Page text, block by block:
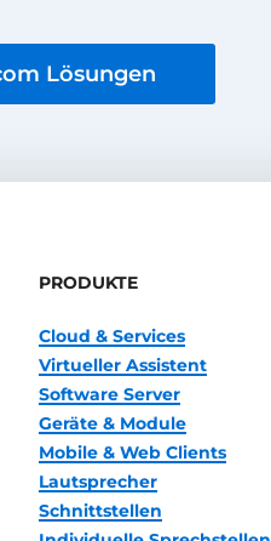
Lösungen
PRODUKTE
Cloud & Services
Virtueller Assistent
Software Server
Geräte & Module
Mobile & Web Clients
Lautsprecher
Schnittstellen